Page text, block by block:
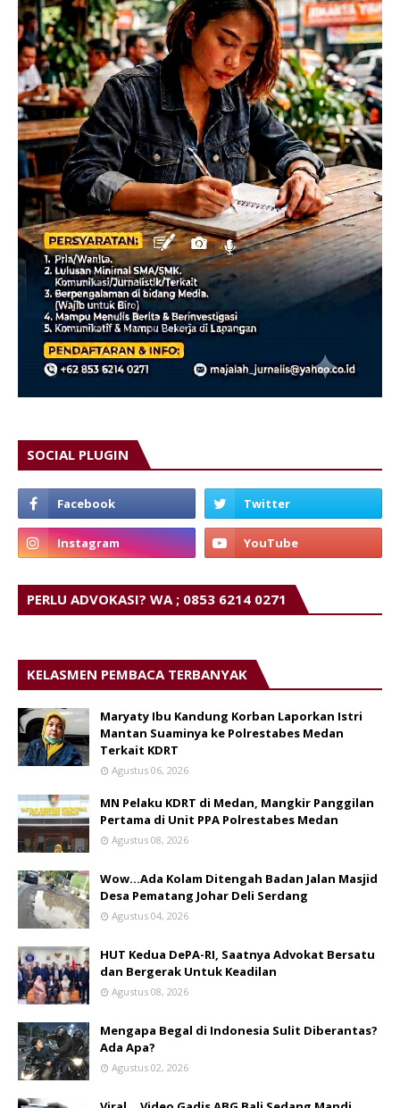
SOCIAL PLUGIN
PERLU ADVOKASI? WA ; 0853 6214 0271
KELASMEN PEMBACA TERBANYAK
Maryaty Ibu Kandung Korban Laporkan Istri
Mantan Suaminya ke Polrestabes Medan
Terkait KDRT
Agustus 06, 2026
MN Pelaku KDRT di Medan, Mangkir Panggilan
Pertama di Unit PPA Polrestabes Medan
Agustus 08, 2026
Wow...Ada Kolam Ditengah Badan Jalan Masjid
Desa Pematang Johar Deli Serdang
Agustus 04, 2026
HUT Kedua DePA-RI, Saatnya Advokat Bersatu
dan Bergerak Untuk Keadilan
Agustus 08, 2026
Mengapa Begal di Indonesia Sulit Diberantas?
Ada Apa?
Agustus 02, 2026